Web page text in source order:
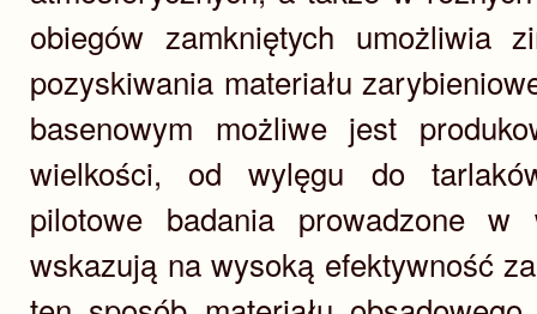
obiegów zamkniętych umożliwia
pozyskiwania materiału
basenowym możliwe jest
wielkości, od wylęgu do
pilotowe badania prowadzone w
wskazują na wysoką efektywność